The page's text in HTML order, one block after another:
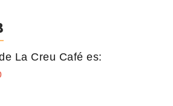
La Creu Café es: